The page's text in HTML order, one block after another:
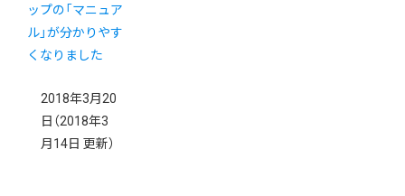
2018年3月20
日 （2018年3
月14日 更新）